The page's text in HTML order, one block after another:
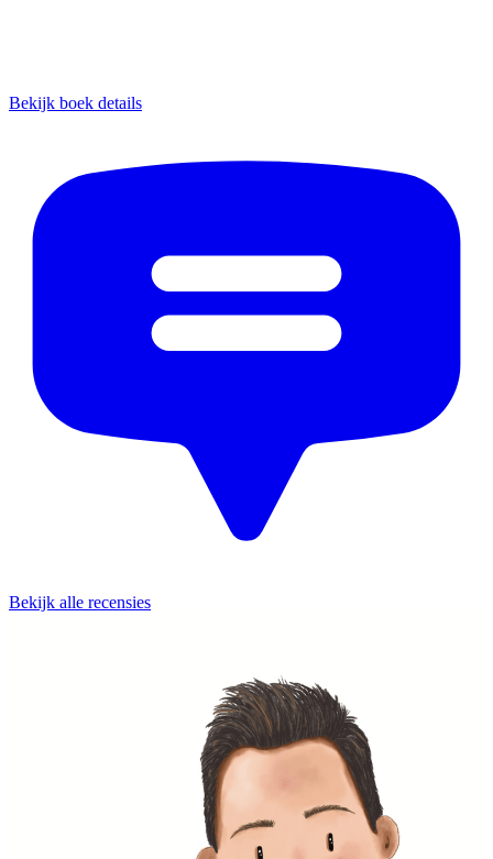
Bekijk boek details
Bekijk alle recensies